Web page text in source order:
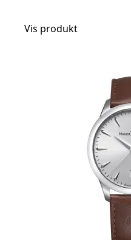
Vis produkt